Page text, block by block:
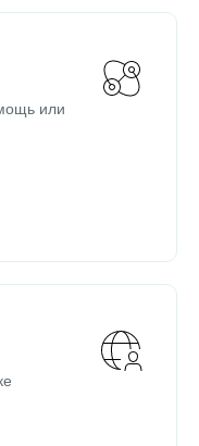
или